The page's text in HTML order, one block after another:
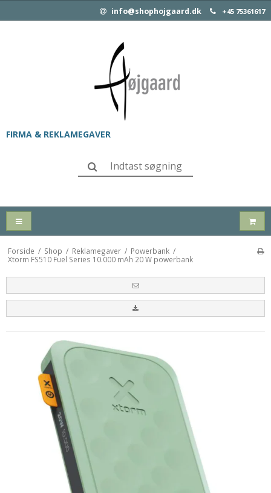
info@shophojgaard.dk +45 75361617
FIRMA & REKLAMEGAVER
Forside / Shop / Reklamegaver / Powerbank /
Xtorm FS510 Fuel Series 10.000 mAh 20 W powerbank